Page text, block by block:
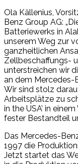
Ola Källenius,
Benz Group AG:
Batteriewerks in
unserem Weg zur
ganzheitlichen
Zellbeschaffungs-
unterstreichen wir
an dem Mercedes-
Wir sind stolz
Arbeitsplätze zu
in the USA’ in
fester Bestandteil
Das Mercedes-
1997 die
Jetzt startet das